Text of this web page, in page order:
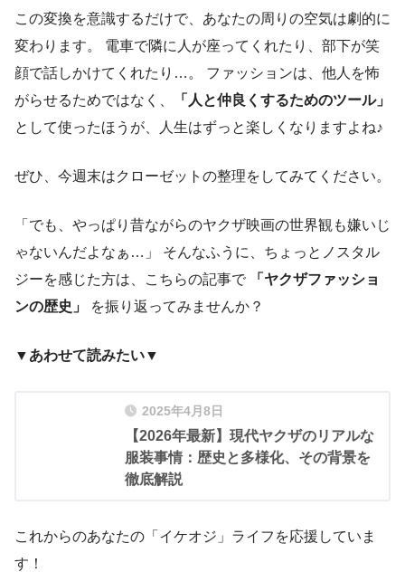
この変換を意識するだけで、あなたの周りの空気は劇的に
変わります。 電車で隣に人が座ってくれたり、部下が笑
顔で話しかけてくれたり…。 ファッションは、他人を怖
がらせるためではなく、
「人と仲良くするためのツール」
として使ったほうが、人生はずっと楽しくなりますよね♪
ぜひ、今週末はクローゼットの整理をしてみてください。
「でも、やっぱり昔ながらのヤクザ映画の世界観も嫌いじ
ゃないんだよなぁ…」 そんなふうに、ちょっとノスタル
ジーを感じた方は、こちらの記事で
「ヤクザファッショ
ンの歴史」
を振り返ってみませんか？
▼あわせて読みたい▼
2025年4月8日
【2026年最新】現代ヤクザのリアルな
服装事情：歴史と多様化、その背景を
徹底解説
これからのあなたの「イケオジ」ライフを応援していま
す！